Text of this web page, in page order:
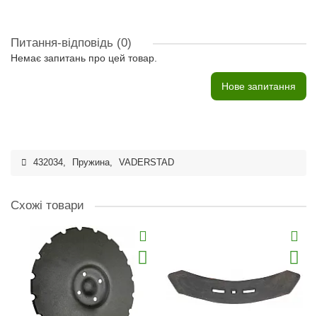
Питання-відповідь (0)
Немає запитань про цей товар.
Нове запитання
432034, Пружина, VADERSTAD
Схожі товари